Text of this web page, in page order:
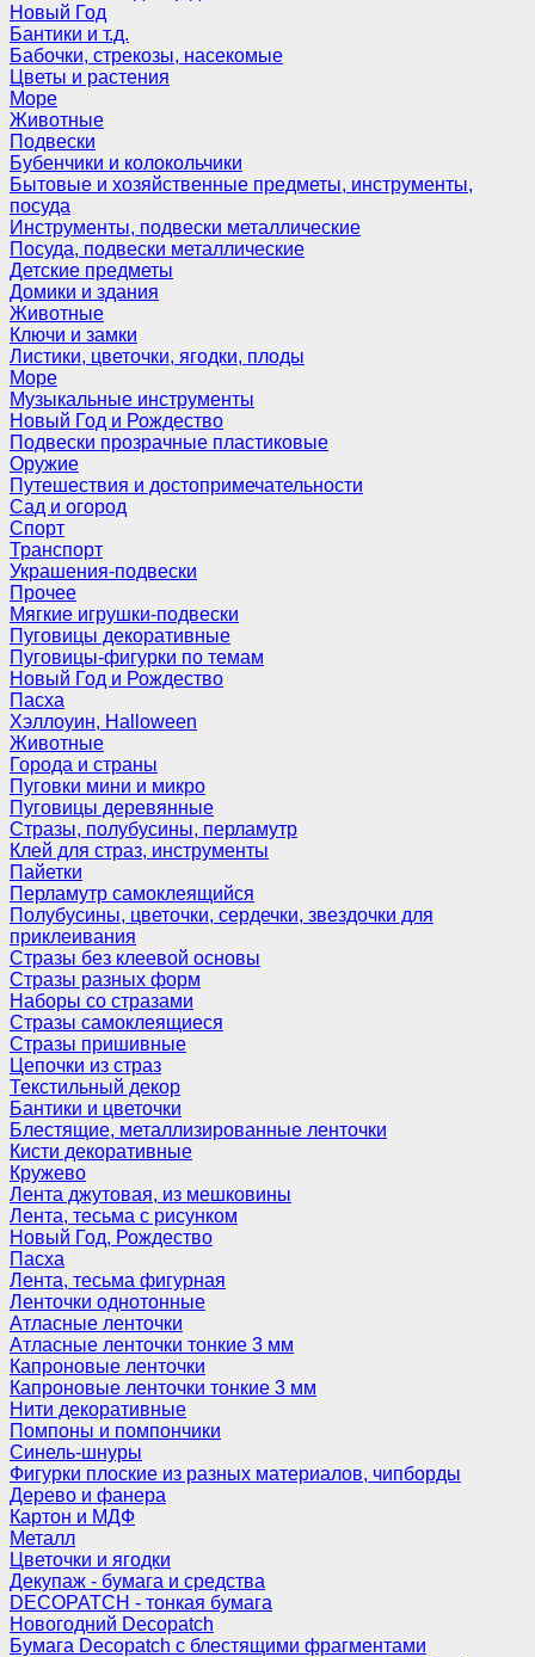
Новый Год
Бантики и т.д.
Бабочки, стрекозы, насекомые
Цветы и растения
Море
Животные
Подвески
Бубенчики и колокольчики
Бытовые и хозяйственные предметы, инструменты,
посуда
Инструменты, подвески металлические
Посуда, подвески металлические
Детские предметы
Домики и здания
Животные
Ключи и замки
Листики, цветочки, ягодки, плоды
Море
Музыкальные инструменты
Новый Год и Рождество
Подвески прозрачные пластиковые
Оружие
Путешествия и достопримечательности
Сад и огород
Спорт
Транспорт
Украшения-подвески
Прочее
Мягкие игрушки-подвески
Пуговицы декоративные
Пуговицы-фигурки по темам
Новый Год и Рождество
Пасха
Хэллоуин, Halloween
Животные
Города и страны
Пуговки мини и микро
Пуговицы деревянные
Стразы, полубусины, перламутр
Клей для страз, инструменты
Пайетки
Перламутр самоклеящийся
Полубусины, цветочки, сердечки, звездочки для
приклеивания
Стразы без клеевой основы
Стразы разных форм
Наборы со стразами
Стразы самоклеящиеся
Стразы пришивные
Цепочки из страз
Текстильный декор
Бантики и цветочки
Блестящие, металлизированные ленточки
Кисти декоративные
Кружево
Лента джутовая, из мешковины
Лента, тесьма с рисунком
Новый Год, Рождество
Пасха
Лента, тесьма фигурная
Ленточки однотонные
Атласные ленточки
Атласные ленточки тонкие 3 мм
Капроновые ленточки
Капроновые ленточки тонкие 3 мм
Нити декоративные
Помпоны и помпончики
Синель-шнуры
Фигурки плоские из разных материалов, чипборды
Дерево и фанера
Картон и МДФ
Металл
Цветочки и ягодки
Декупаж - бумага и средства
DECOPATCH - тонкая бумага
Новогодний Decopatch
Бумага Decopatch с блестящими фрагментами